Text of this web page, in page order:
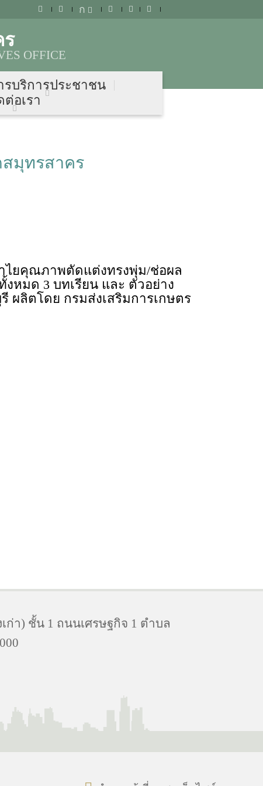
ก
OFFICE
รบริการประชาชน
ต่อเรา
มุทรสาคร
ไยคุณภาพตัดแต่งทรงพุ่ม/ช่อผล
หมด 3 บทเรียน และ ตัวอย่าง
ผลิตโดย กรมส่งเสริมการเกษตร
า) ชั้น 1 ถนนเศรษฐกิจ 1 ตำบล